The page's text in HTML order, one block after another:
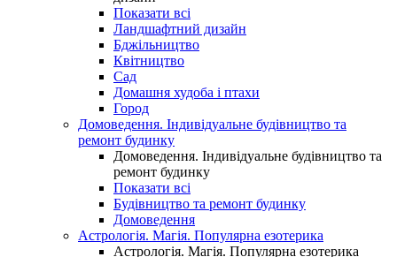
Показати всі
Ландшафтний дизайн
Бджільництво
Квітництво
Сад
Домашня худоба і птахи
Город
Домоведення. Індивідуальне будівництво та
ремонт будинку
Домоведення. Індивідуальне будівництво та
ремонт будинку
Показати всі
Будівництво та ремонт будинку
Домоведення
Астрологія. Магія. Популярна езотерика
Астрологія. Магія. Популярна езотерика